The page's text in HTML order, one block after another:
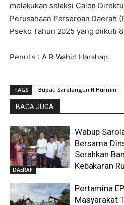
melakukan seleksi Calon
Perusahaan Perseroan Daerah
Pseko Tahun 2025 yang diikuti
Penulis : A.R Wahid Harahap
TAGS Bupati Sarolangun H Hurmin
BACA JUGA
DAERAH
Wabup
Bersama
Serahkan
Kebakaran
Pertamina
Masyarakat